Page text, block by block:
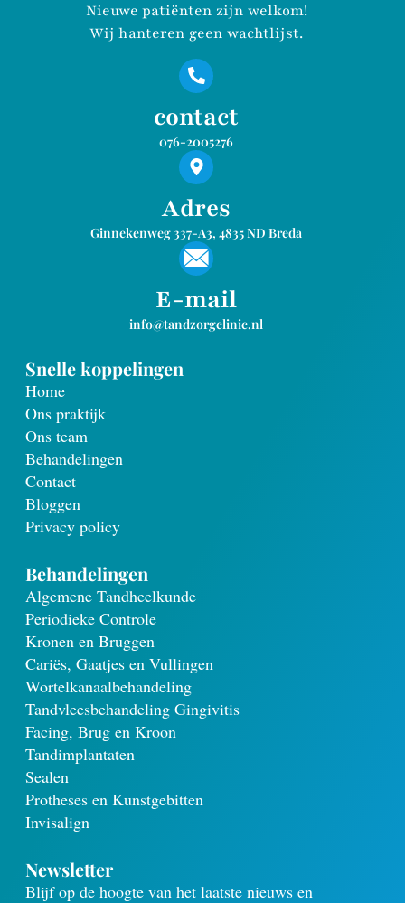
Nieuwe patiënten zijn welkom!
Wij hanteren geen wachtlijst.
contact
076-2005276
Adres
Ginnekenweg 337-A3, 4835 ND Breda
E-mail
info@tandzorgclinic.nl
Snelle koppelingen
Home
Ons praktijk
Ons team
Behandelingen
Contact
Bloggen
Privacy policy
Behandelingen
Algemene Tandheelkunde
Periodieke Controle
Kronen en Bruggen
Cariës, Gaatjes en Vullingen
Wortelkanaalbehandeling
Tandvleesbehandeling Gingivitis
Facing, Brug en Kroon
Tandimplantaten
Sealen
Protheses en Kunstgebitten
Invisalign
Newsletter
Blijf op de hoogte van het laatste nieuws en